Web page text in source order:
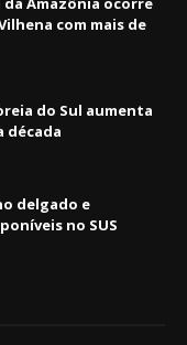
com mais de
do Sul aumenta
década
delgado e
no SUS